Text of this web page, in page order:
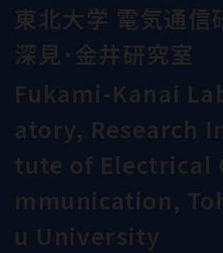
東北大学 電気通信
深見･金井研究室
Fukami-Kanai
atory, Research
tute of Electrical
mmunication,
u University